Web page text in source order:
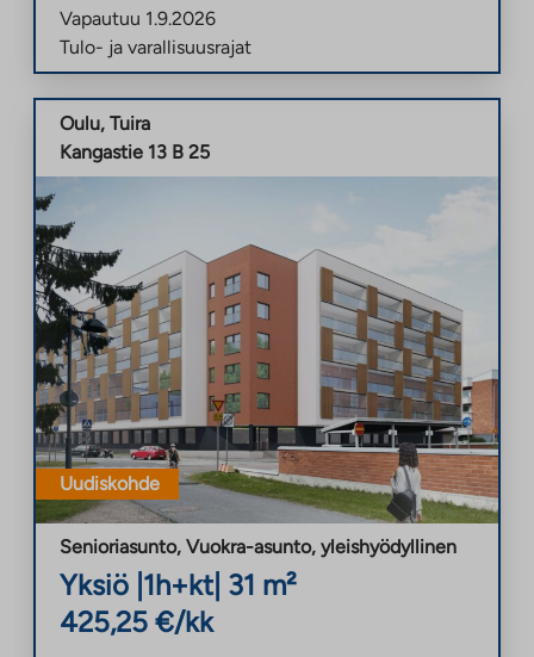
Vapautuu 1.9.2026
Tulo- ja varallisuusrajat
Oulu, Tuira
Kangastie 13 B 25
Uudiskohde
Senioriasunto, Vuokra-asunto, yleishyödyllinen
Yksiö 1h+kt| 31 m²
425,25 €/kk